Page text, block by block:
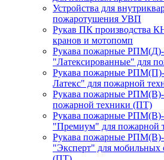
Устройства для
пожаротушения УВП
Рукав ПК производства
кранов и мотопомп
Рукава пожарные
"Латексированные" для
Рукава пожарные
Латекс" для пожарной
Рукава пожарные
пожарной техники (ПТ)
Рукава пожарные
"Премиум" для пожарной
Рукава пожарные
"Эксперт" для мобильных